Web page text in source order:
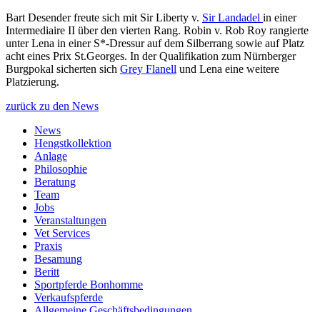
Bart Desender freute sich mit Sir Liberty v. Sir Landadel in einer
Intermediaire II über den vierten Rang. Robin v. Rob Roy rangierte
unter Lena in einer S*-Dressur auf dem Silberrang sowie auf Platz
acht eines Prix St.Georges. In der Qualifikation zum Nürnberger
Burgpokal sicherten sich Grey Flanell und Lena eine weitere
Platzierung.
zurück zu den News
News
Hengstkollektion
Anlage
Philosophie
Beratung
Team
Jobs
Veranstaltungen
Vet Services
Praxis
Besamung
Beritt
Sportpferde Bonhomme
Verkaufspferde